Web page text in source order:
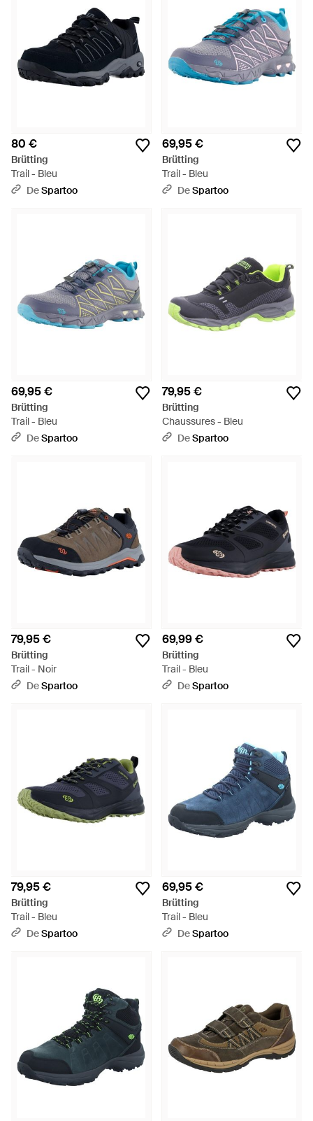
80 €
Brütting
Trail - Bleu
DeSpartoo
69,95 €
Brütting
Trail - Bleu
DeSpartoo
69,95 €
Brütting
Trail - Bleu
DeSpartoo
79,95 €
Brütting
Chaussures - Bleu
DeSpartoo
79,95 €
Brütting
Trail - Noir
DeSpartoo
69,99 €
Brütting
Trail - Bleu
DeSpartoo
79,95 €
Brütting
Trail - Bleu
DeSpartoo
69,95 €
Brütting
Trail - Bleu
DeSpartoo